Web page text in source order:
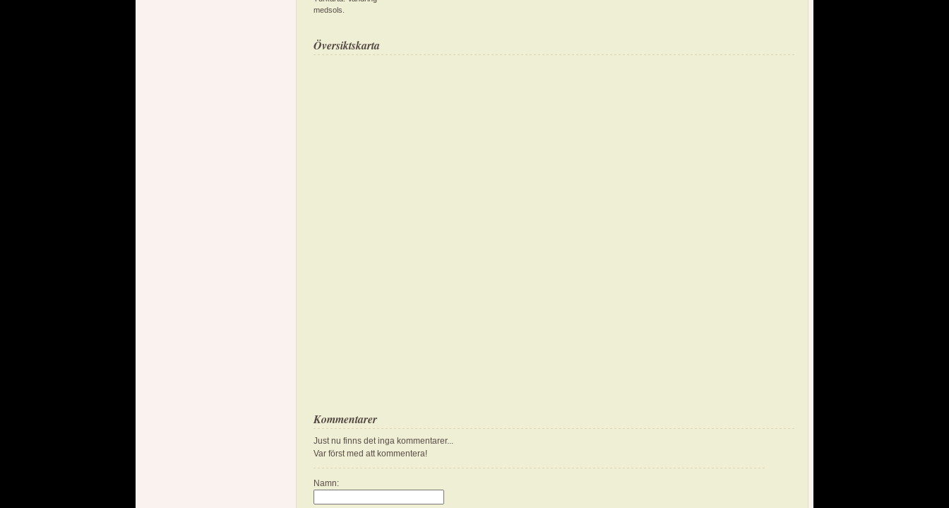
medsols.
Översiktskarta
Kommentarer
Just nu finns det inga kommentarer...
Var först med att kommentera!
Namn: